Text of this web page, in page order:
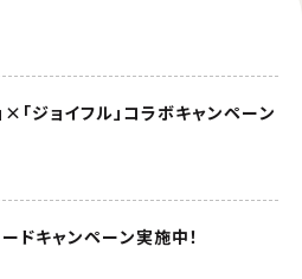
×「ジョイフル」コラボキャンペーン
ドキャンペーン実施中！